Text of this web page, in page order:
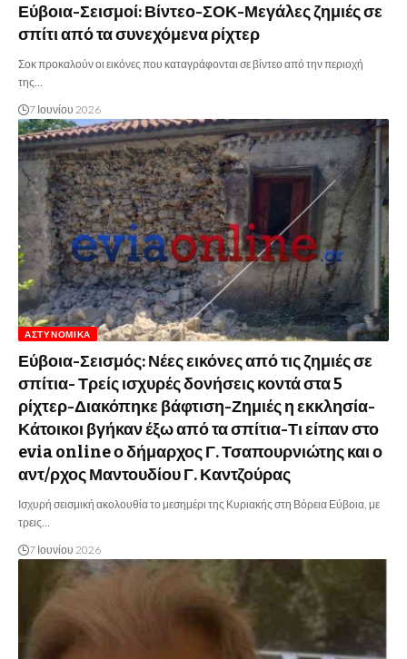
Εύβοια-Σεισμοί: Βίντεο-ΣΟΚ-Μεγάλες ζημιές σε
σπίτι από τα συνεχόμενα ρίχτερ
Σοκ προκαλούν οι εικόνες που καταγράφονται σε βίντεο από την περιοχή
της…
7 Ιουνίου 2026
ΑΣΤΥΝΟΜΙΚΆ
Εύβοια-Σεισμός: Νέες εικόνες από τις ζημιές σε
σπίτια- Τρείς ισχυρές δονήσεις κοντά στα 5
ρίχτερ-Διακόπηκε βάφτιση-Ζημιές η εκκλησία-
Κάτοικοι βγήκαν έξω από τα σπίτια-Τι είπαν στο
evia online ο δήμαρχος Γ. Τσαπουρνιώτης και ο
αντ/ρχος Μαντουδίου Γ. Καντζούρας
Ισχυρή σεισμική ακολουθία το μεσημέρι της Κυριακής στη Βόρεια Εύβοια, με
τρεις…
7 Ιουνίου 2026